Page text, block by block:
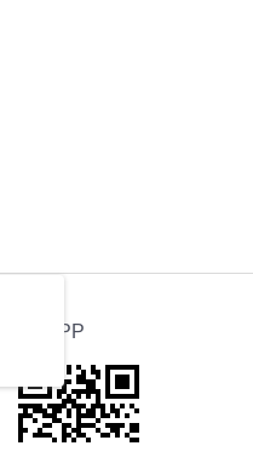
官方APP